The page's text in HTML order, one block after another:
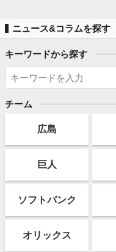
ニュース&コラムを探す
キーワードから探す
チーム
広島
巨人
ソフトバンク
オリックス